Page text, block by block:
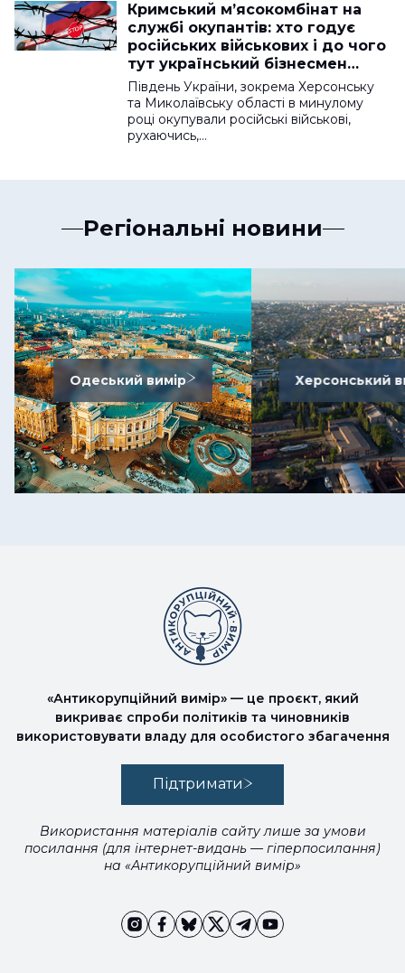
Кримський м’ясокомбінат на
службі окупантів: хто годує
російських військових і до чого
тут український бізнесмен
Косюк
Південь України, зокрема Херсонську
та Миколаївську області в минулому
році окупували російські військові,
рухаючись,…
Регіональні новини
Одеський вимір Херсонський
«Антикорупційний вимір» — це проєкт, який
викриває спроби політиків та чиновників
використовувати владу для особистого збагачення
Підтримати
Використання матеріалів сайту лише за умови
посилання (для інтернет-видань — гіперпосилання)
на «Антикорупційний вимір»